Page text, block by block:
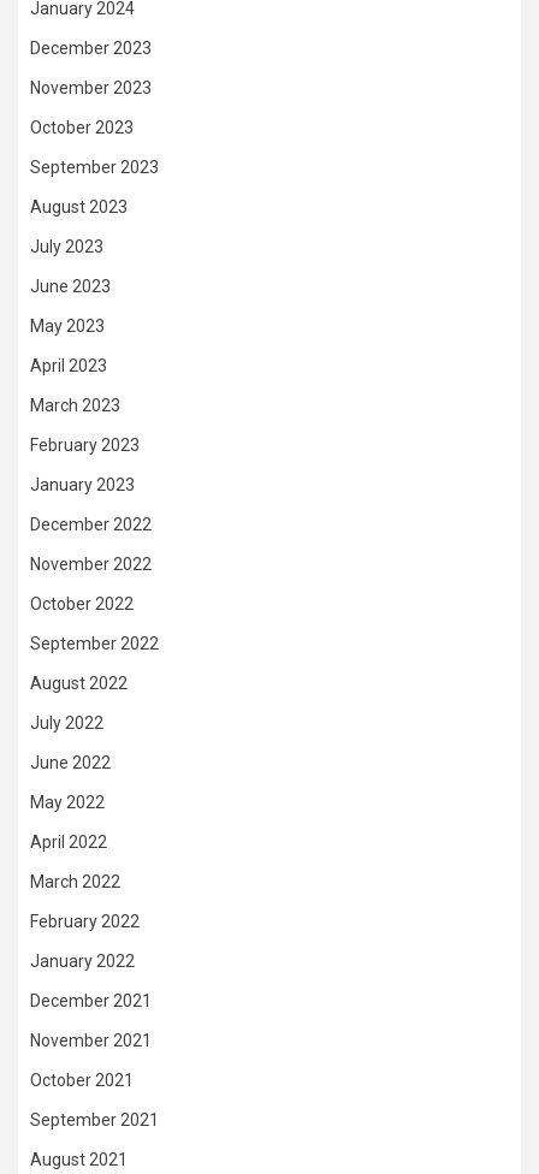
January 2024
December 2023
November 2023
October 2023
September 2023
August 2023
July 2023
June 2023
May 2023
April 2023
March 2023
February 2023
January 2023
December 2022
November 2022
October 2022
September 2022
August 2022
July 2022
June 2022
May 2022
April 2022
March 2022
February 2022
January 2022
December 2021
November 2021
October 2021
September 2021
August 2021